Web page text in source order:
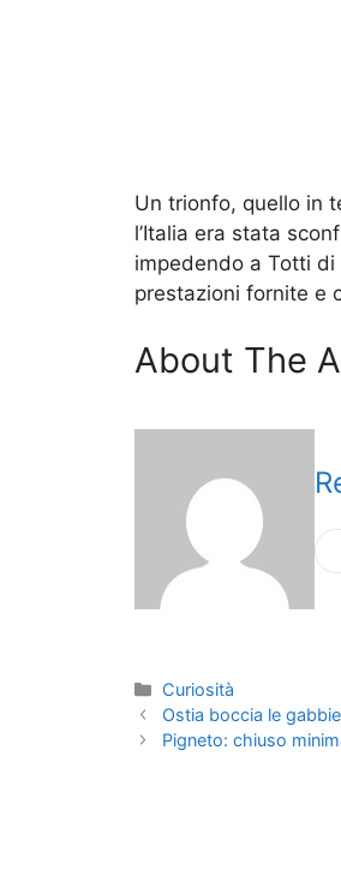
Un trionfo, quello in
l’Italia era stata
impedendo a Totti di
prestazioni fornite e
About The
Categorie
Curiosità
Ostia boccia le
Pigneto: chiuso